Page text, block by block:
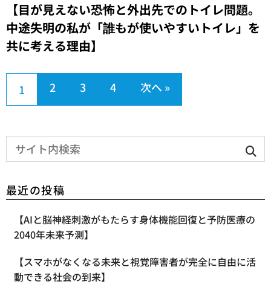
【目が見えない恐怖と外出先でのトイレ問題。
中途失明の私が「誰もが使いやすいトイレ」を
共に考える理由】
1 2 3 4 次へ »
最近の投稿
【AIと脳神経刺激がもたらす身体機能回復と予防医療の
2040年未来予測】
【スマホがなくなる未来と視覚障害者が完全に自由に活
動できる社会の到来】